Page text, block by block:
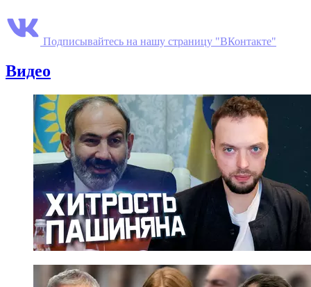
Подписывайтесь на нашу страницу "ВКонтакте"
Видео